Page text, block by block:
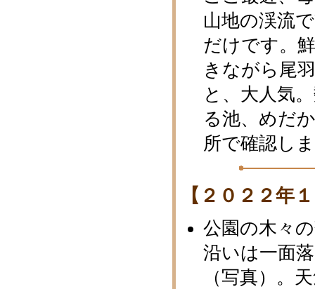
山地の渓流
だけです。
きながら尾
と、大人気
る池、めだ
所で確認し
【２０２２年
公園の木々
沿いは一面
（写真）。